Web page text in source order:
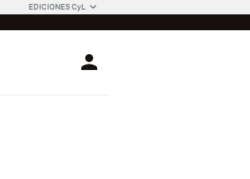
EDICIONES CyL
Login